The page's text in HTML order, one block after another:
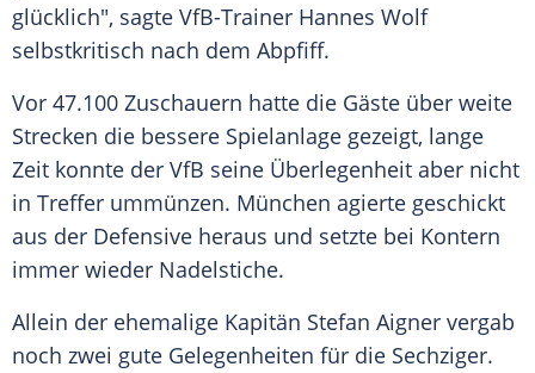
glücklich", sagte VfB-Trainer Hannes Wolf
selbstkritisch nach dem Abpfiff.
Vor 47.100 Zuschauern hatte die Gäste über weite
Strecken die bessere Spielanlage gezeigt, lange
Zeit konnte der VfB seine Überlegenheit aber nicht
in Treffer ummünzen. München agierte geschickt
aus der Defensive heraus und setzte bei Kontern
immer wieder Nadelstiche.
Allein der ehemalige Kapitän Stefan Aigner vergab
noch zwei gute Gelegenheiten für die Sechziger.